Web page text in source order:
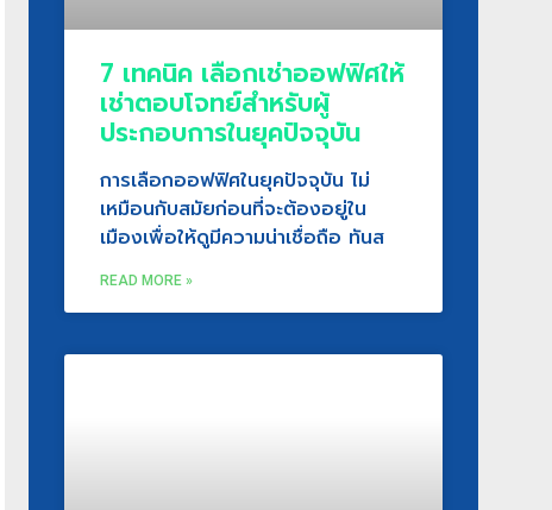
7 เทคนิค เลือกเช่าออฟฟิศให้
เช่าตอบโจทย์สำหรับผู้
ประกอบการในยุคปัจจุบัน
การเลือกออฟฟิศในยุคปัจจุบัน ไม่
เหมือนกับสมัยก่อนที่จะต้องอยู่ใน
เมืองเพื่อให้ดูมีความน่าเชื่อถือ ทันส
READ MORE »